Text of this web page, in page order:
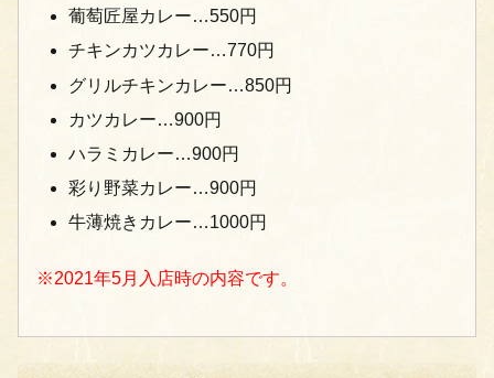
葡萄匠屋カレー…550円
チキンカツカレー…770円
グリルチキンカレー…850円
カツカレー…900円
ハラミカレー…900円
彩り野菜カレー…900円
牛薄焼きカレー…1000円
※2021年5月入店時の内容です。